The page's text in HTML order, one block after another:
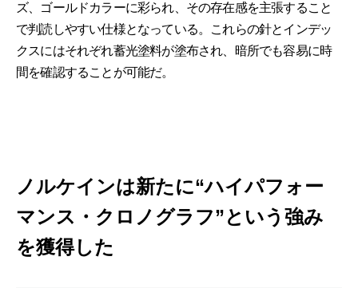
ズ、ゴールドカラーに彩られ、その存在感を主張すること
で判読しやすい仕様となっている。これらの針とインデッ
クスにはそれぞれ蓄光塗料が塗布され、暗所でも容易に時
間を確認することが可能だ。
ノルケインは新たに“ハイパフォー
マンス・クロノグラフ”という強み
を獲得した